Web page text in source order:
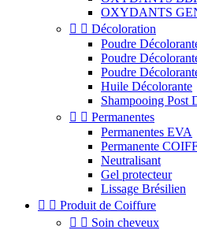
OXYDANTS
  Décoloration
Poudre
Poudre
Poudre
Huile Décolorante
Shampooing Post
  Permanentes
Permanentes EVA
Permanente
Neutralisant
Gel protecteur
Lissage Brésilien
  Produit de Coiffure
  Soin cheveux